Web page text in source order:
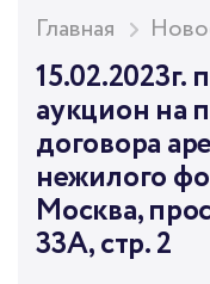
Главная
15.02.2023г.
аукцион на
договора
нежилого
Москва,
33А, стр. 2